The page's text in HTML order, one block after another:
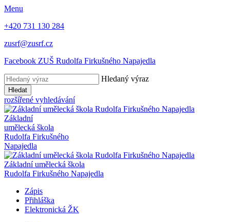
Menu
+420 731 130 284
zusrf@zusrf.cz
Facebook ZUŠ Rudolfa Firkušného Napajedla
Hledaný výraz
Hledat
rozšířené vyhledávání
Základní
umělecká škola
Rudolfa Firkušného
Napajedla
Základní umělecká škola
Rudolfa Firkušného Napajedla
Zápis
Přihláška
Elektronická ŽK